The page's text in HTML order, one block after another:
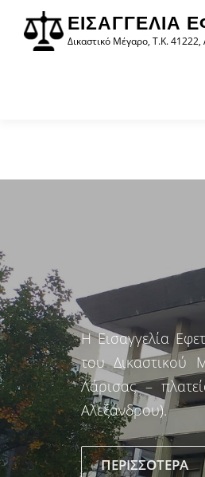
περιεχόμενο
Προχωρήστε
περιεχόμενο
ΕΙΣΑΓΓΕΛΊΑ
Δικαστικό Μέγαρο, Τ.Κ.
Η Εισαγγελία
του Δικαστικού
Λάρισας –
Αλεξάνδρου).
ΠΕΡΙΣΣΌΤΕΡΑ